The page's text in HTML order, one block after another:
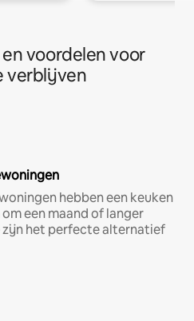
voordelen voor
verblijven
hebben een keuken
een maand of langer
het perfecte alternatief